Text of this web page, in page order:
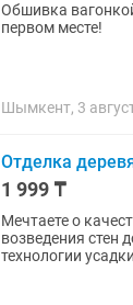
Обшивка
первом месте!
Шымкент, 3
Отделка
1 999 ₸
Мечтаете о
возведения стен
технологии